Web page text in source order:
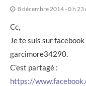
8 décembre 2014 - 0 h 23
Cc,
Je te suis sur
garcimore34290.
C’est partagé :
https://